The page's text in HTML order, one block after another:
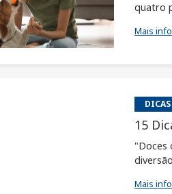
quatro
Mais
15
"Doces
Mais